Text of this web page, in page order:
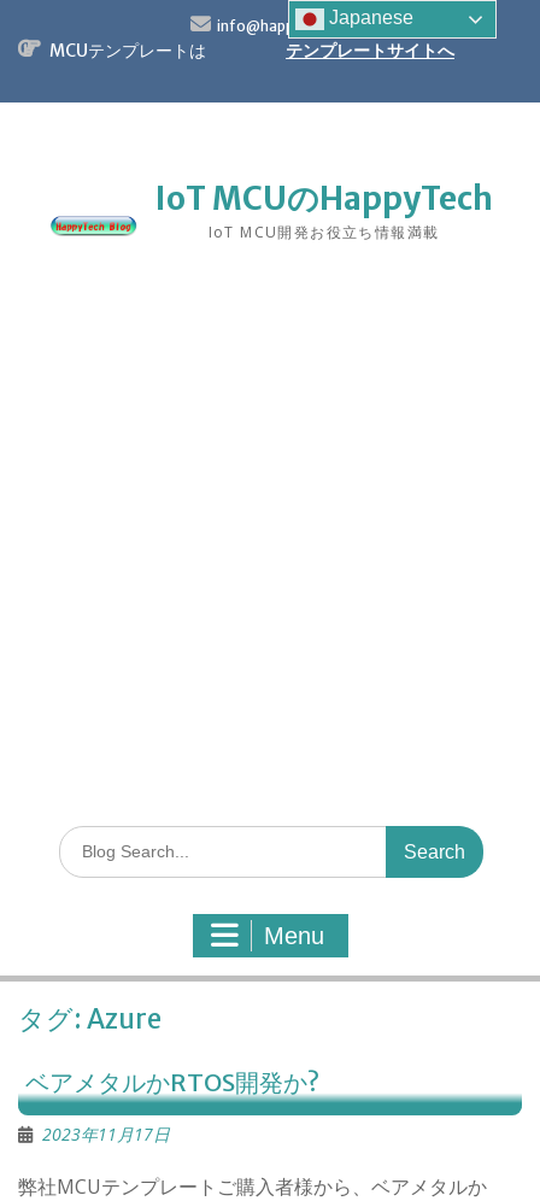
info@happytech.jp
MCUテンプレートは テンプレートサイトへ
IoT MCUのHappyTech
IoT MCU開発お役立ち情報満載
S
e
o
Menu
タグ: Azure
ベアメタルかRTOS開発か?
2023年11月17日
弊社MCUテンプレートご購入者様から、ベアメタルか
Japanese